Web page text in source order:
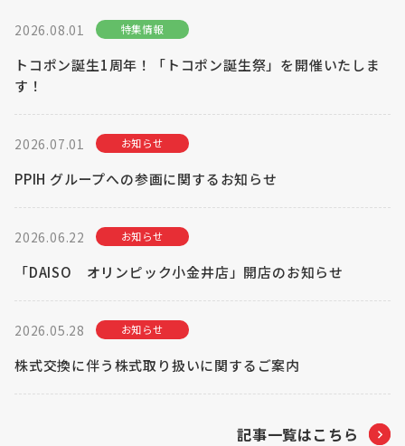
Olympicグループについて
採用情報
会社情報
2026.08.01 特集情報
トコポン誕生1周年！「トコポン誕生祭」を開催いたしま
す！
2026.07.01 お知らせ
PPIH グループへの参画に関するお知らせ
2026.06.22 お知らせ
「DAISO オリンピック小金井店」開店のお知らせ
2026.05.28 お知らせ
株式交換に伴う株式取り扱いに関するご案内
記事一覧はこちら